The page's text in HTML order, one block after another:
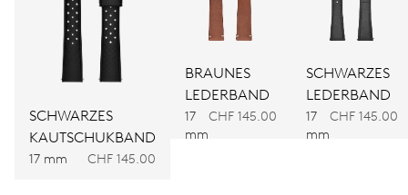
AUFZUG
Automatischer Aufzug
FREQUENZ
28.800 A/h, 4 Hz
SCHWARZES
KAUTSCHUKBAND
17 mm CHF 145.00
BRAUNES
LEDERBAND
17
mm
CHF 145.00
SCHWARZES
LEDERBAND
17
mm
CHF 145.00